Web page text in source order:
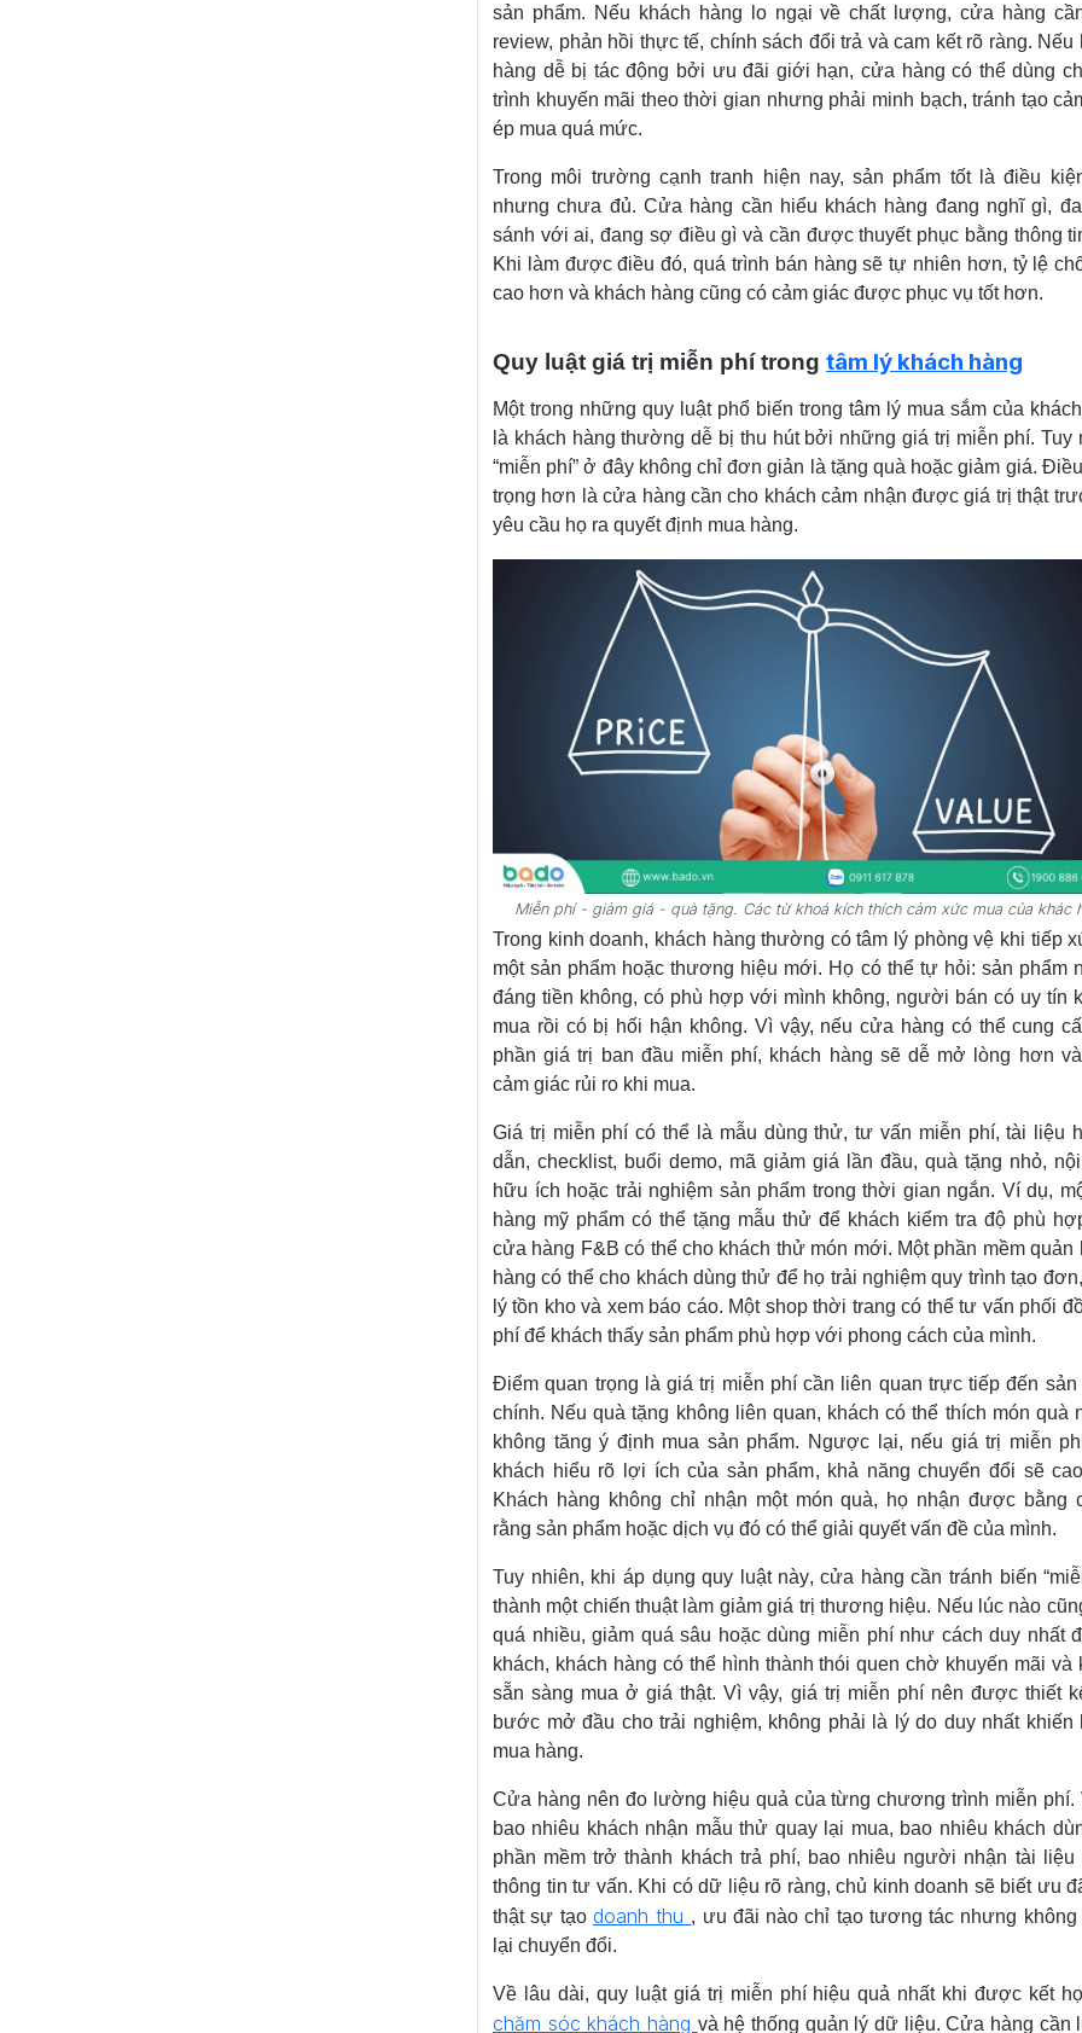
sản phẩm. Nếu khách hàng lo ngại về chất lượng, cửa hàng
review, phản hồi thực tế, chính sách đổi trả và cam kết rõ ràng. Nếu
hàng dễ bị tác động bởi ưu đãi giới hạn, cửa hàng có thể dùng
trình khuyến mãi theo thời gian nhưng phải minh bạch, tránh tạo
ép mua quá mức.
Trong môi trường cạnh tranh hiện nay, sản phẩm tốt là điều
nhưng chưa đủ. Cửa hàng cần hiểu khách hàng đang nghĩ gì,
sánh với ai, đang sợ điều gì và cần được thuyết phục bằng thông
Khi làm được điều đó, quá trình bán hàng sẽ tự nhiên hơn, tỷ lệ
cao hơn và khách hàng cũng có cảm giác được phục vụ tốt hơn.
Quy luật giá trị miễn phí trong tâm lý khách hàng
Một trong những quy luật phổ biến trong tâm lý mua sắm của
là khách hàng thường dễ bị thu hút bởi những giá trị miễn phí. Tuy
“miễn phí” ở đây không chỉ đơn giản là tặng quà hoặc giảm giá.
trọng hơn là cửa hàng cần cho khách cảm nhận được giá trị thật
yêu cầu họ ra quyết định mua hàng.
Miễn phí - giảm giá - quà tặng. Các từ khoá kích thích cảm xức mua của khác
Trong kinh doanh, khách hàng thường có tâm lý phòng vệ khi tiếp
một sản phẩm hoặc thương hiệu mới. Họ có thể tự hỏi: sản phẩm
đáng tiền không, có phù hợp với mình không, người bán có uy tín
mua rồi có bị hối hận không. Vì vậy, nếu cửa hàng có thể cung
phần giá trị ban đầu miễn phí, khách hàng sẽ dễ mở lòng hơn
cảm giác rủi ro khi mua.
Giá trị miễn phí có thể là mẫu dùng thử, tư vấn miễn phí, tài liệu
dẫn, checklist, buổi demo, mã giảm giá lần đầu, quà tặng nhỏ,
hữu ích hoặc trải nghiệm sản phẩm trong thời gian ngắn. Ví dụ,
hàng mỹ phẩm có thể tặng mẫu thử để khách kiểm tra độ phù
cửa hàng F&B có thể cho khách thử món mới. Một phần mềm quản
hàng có thể cho khách dùng thử để họ trải nghiệm quy trình tạo
lý tồn kho và xem báo cáo. Một shop thời trang có thể tư vấn phối
phí để khách thấy sản phẩm phù hợp với phong cách của mình.
Điểm quan trọng là giá trị miễn phí cần liên quan trực tiếp đến sản
chính. Nếu quà tặng không liên quan, khách có thể thích món quà
không tăng ý định mua sản phẩm. Ngược lại, nếu giá trị miễn
khách hiểu rõ lợi ích của sản phẩm, khả năng chuyển đổi sẽ
Khách hàng không chỉ nhận một món quà, họ nhận được bằng
rằng sản phẩm hoặc dịch vụ đó có thể giải quyết vấn đề của mình.
Tuy nhiên, khi áp dụng quy luật này, cửa hàng cần tránh biến
thành một chiến thuật làm giảm giá trị thương hiệu. Nếu lúc nào
quá nhiều, giảm quá sâu hoặc dùng miễn phí như cách duy nhất
khách, khách hàng có thể hình thành thói quen chờ khuyến mãi và
sẵn sàng mua ở giá thật. Vì vậy, giá trị miễn phí nên được thiết
bước mở đầu cho trải nghiệm, không phải là lý do duy nhất khiến
mua hàng.
Cửa hàng nên đo lường hiệu quả của từng chương trình miễn phí.
bao nhiêu khách nhận mẫu thử quay lại mua, bao nhiêu khách
phần mềm trở thành khách trả phí, bao nhiêu người nhận tài liệu
thông tin tư vấn. Khi có dữ liệu rõ ràng, chủ kinh doanh sẽ biết ưu
thật sự tạo doanh thu , ưu đãi nào chỉ tạo tương tác nhưng không
lại chuyển đổi.
Về lâu dài, quy luật giá trị miễn phí hiệu quả nhất khi được kết
chăm sóc khách hàng và hệ thống quản lý dữ liệu. Cửa hàng cần